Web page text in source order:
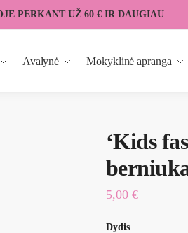
PERKANT UŽ 60 € IR DAUGIAU
Avalynė Mokyklinė apranga
‘Kids
5,00 €
Dydis